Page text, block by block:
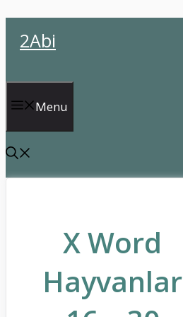
atla2Abi
Menu
X Word
Hayvanlar